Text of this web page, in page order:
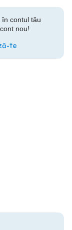
în contul tău
nou!
te